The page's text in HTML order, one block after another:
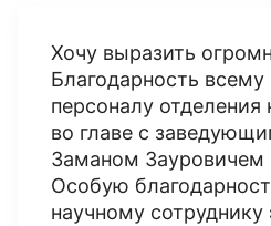
Хочу выразить
Благодарность
персоналу отделения
во главе с
Заманом
Особую
научному сотруднику